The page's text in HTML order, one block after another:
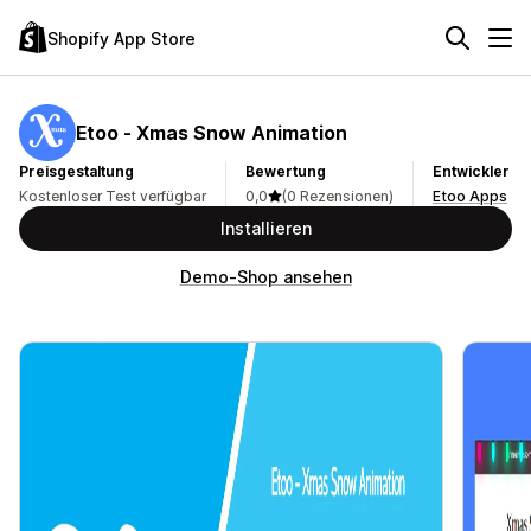
Shopify App Store
Etoo ‑ Xmas Snow Animation
Preisgestaltung
Kostenloser Test verfügbar
Bewertung
0,0
(0 Rezensionen)
Entwickler
Etoo Apps
Installieren
Demo-Shop ansehen